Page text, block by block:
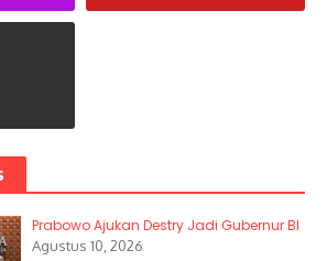
Prabowo Ajukan Destry Jadi Gubernur BI
Agustus 10, 2026